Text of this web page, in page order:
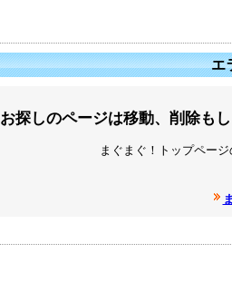
エ
お探しのページは移動、削除も
まぐまぐ！トップペー